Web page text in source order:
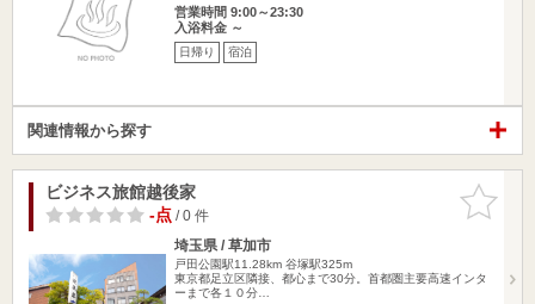
営業時間 9:00～23:30
入浴料金 ～
日帰り 宿泊
関連情報から探す
お気に入
りに追加
ビジネス旅館越後家
-点/ 0 件
埼玉県 / 草加市
戸田公園駅11.28km 谷塚駅325m
東京都足立区隣接、都心まで30分。首都圏主要高速インタ
ーまで各１０分…